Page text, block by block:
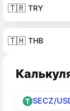
🇹🇷 TRY
🇹🇭 THB
SECZ/